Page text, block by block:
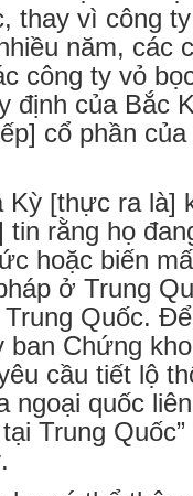
thay vì công
năm, các
công ty vỏ
định của Bắc
cổ phần
Kỳ [thực ra là]
rằng họ
hoặc biến
ở Trung
Quốc.
ban Chứng
cầu tiết lộ
ngoại quốc
Trung